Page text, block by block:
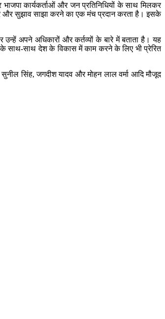
भाजपा कार्यकर्ताओं और जन प्रतिनिधियों के साथ मिलकर
और सुझाव साझा करने का एक मंच प्रदान करता है। इसके
अपने अधिकारों और कर्तव्यों के बारे में बताता है। यह
साथ-साथ देश के विकास में काम करने के लिए भी प्रेरित
सुनील सिंह, जगदीश यादव और मोहन लाल वर्मा आदि मौजूद